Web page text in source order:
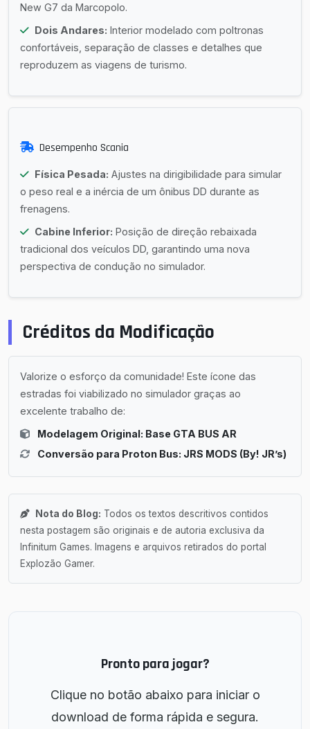
New G7 da Marcopolo.
Dois Andares: Interior modelado com poltronas
confortáveis, separação de classes e detalhes que
reproduzem as viagens de turismo.
Desempenho Scania
Física Pesada: Ajustes na dirigibilidade para simular
o peso real e a inércia de um ônibus DD durante as
frenagens.
Cabine Inferior: Posição de direção rebaixada
tradicional dos veículos DD, garantindo uma nova
perspectiva de condução no simulador.
Créditos da Modificação
Valorize o esforço da comunidade! Este ícone das
estradas foi viabilizado no simulador graças ao
excelente trabalho de:
Modelagem Original: Base GTA BUS AR
Conversão para Proton Bus: JRS MODS (By! JR’s)
Nota do Blog: Todos os textos descritivos contidos
nesta postagem são originais e de autoria exclusiva da
Infinitum Games. Imagens e arquivos retirados do portal
Explozão Gamer.
Pronto para jogar?
Clique no botão abaixo para iniciar o
download de forma rápida e segura.